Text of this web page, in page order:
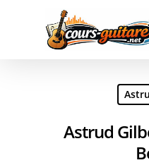
Hit enter to search or
Astrud